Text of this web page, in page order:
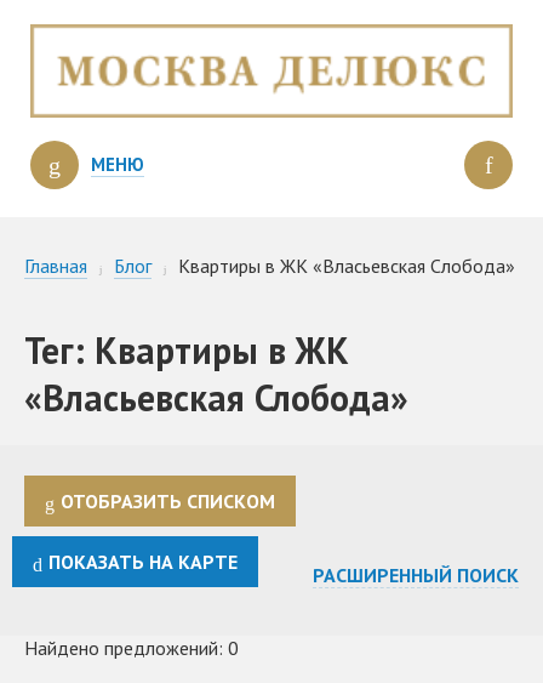
МЕНЮ
Главная Блог Квартиры в ЖК «Власьевская Слобода»
Тег: Квартиры в ЖК
«Власьевская Слобода»
ОТОБРАЗИТЬ СПИСКОМ
ПОКАЗАТЬ НА КАРТЕ
РАСШИРЕННЫЙ ПОИСК
Найдено предложений: 0